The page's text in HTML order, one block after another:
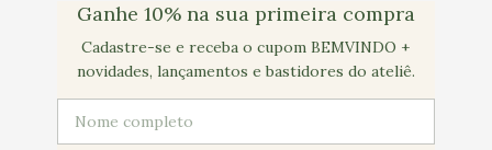
Ganhe 10% na sua primeira compra
Cadastre-se e receba o cupom BEMVINDO +
novidades, lançamentos e bastidores do ateliê.